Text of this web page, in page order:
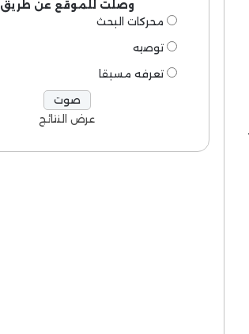
وصلت للموقع عن طريق
محركات البحث
توصيه
تعرفه مسبقا
عرض النتائج